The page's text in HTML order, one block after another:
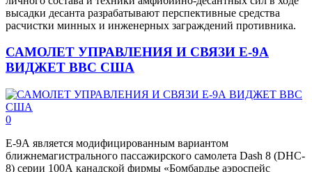
высадки десанта разрабатывают перспективные средства
расчистки минных и инженерных заграждений противника.
САМОЛЕТ УПРАВЛЕНИЯ И СВЯЗИ Е-9А
ВИДЖЕТ ВВС США
0
Е-9А является модифицированным вариантом
ближнемагистрального пассажирского самолета Dash 8 (DHC-
8) серии 100А канадской фирмы «Бомбардье аэроспейс